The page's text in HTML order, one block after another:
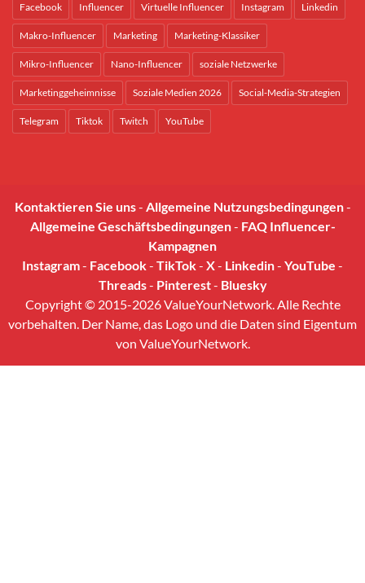
Facebook Influencer Virtuelle Influencer Instagram Linkedin
Makro-Influencer Marketing Marketing-Klassiker
Mikro-Influencer Nano-Influencer soziale Netzwerke
Marketinggeheimnisse Soziale Medien 2026 Social-Media-Strategien
Telegram Tiktok Twitch YouTube
Kontaktieren Sie uns- Allgemeine Nutzungsbedingungen-
Allgemeine Geschäftsbedingungen- FAQ Influencer-
Kampagnen
Instagram- Facebook- TikTok- X- Linkedin- YouTube -
Threads- Pinterest- Bluesky
Copyright © 2015-2026 ValueYourNetwork. Alle Rechte
vorbehalten. Der Name, das Logo und die Daten sind Eigentum
von ValueYourNetwork.